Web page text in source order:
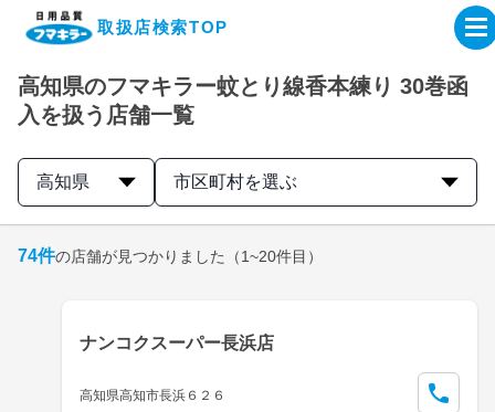
取扱店検索TOP
企業・IR情報サイト
製品情報サイト
取扱店検索はこちら
高知県のフマキラー蚊とり線香本練り 30巻函
入を扱う店舗一覧
高知県 市区町村を選ぶ
74件の店舗が見つかりました （1~20件目）
ナンコクスーパー長浜店
高知県高知市長浜６２６